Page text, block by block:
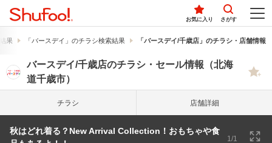
お気に入り さがす
果 「バースデイ」のチラシ検索結果 「バースデイ/千歳店」のチラシ・店舗情報
バースデイ/千歳店のチラシ・セール情報（北海
道千歳市）
チラシ 店舗詳細
秋はどれ着る？New Arrival Collection！おもちゃや食
1/1